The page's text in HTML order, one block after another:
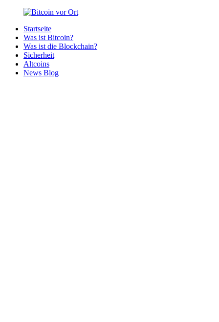
Zurück
Inhalt
Bitcoin
Bitcoins
deiner
Region
Startseite
Was ist Bitcoin?
Was ist die Blockchain?
Sicherheit
Altcoins
News Blog